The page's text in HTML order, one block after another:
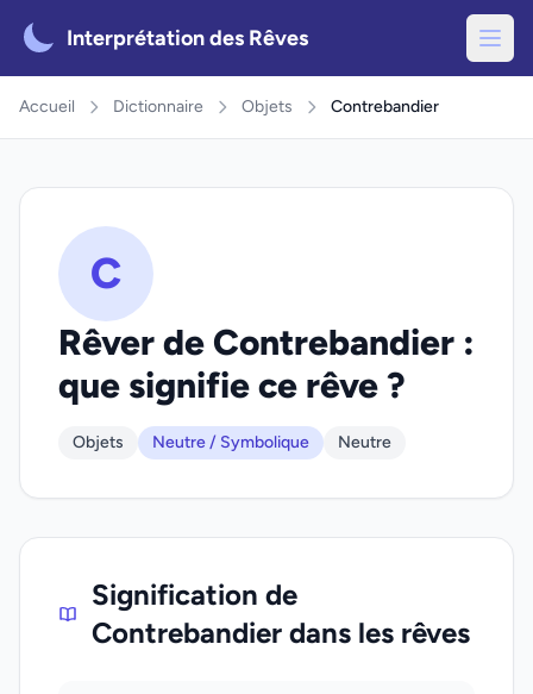
Interprétation des Rêves
Accueil Dictionnaire Objets Contrebandier
C
Rêver de Contrebandier :
que signifie ce rêve ?
Objets Neutre / Symbolique Neutre
Signification de
Contrebandier dans les rêves